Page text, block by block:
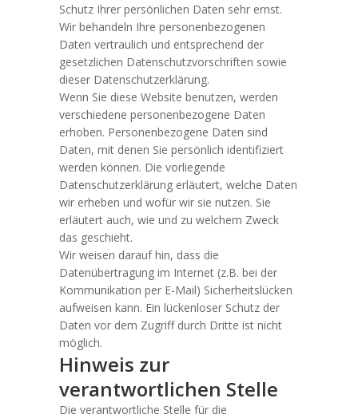
Schutz Ihrer persönlichen Daten sehr ernst.
Wir behandeln Ihre personenbezogenen
Daten vertraulich und entsprechend der
gesetzlichen Datenschutzvorschriften sowie
dieser Datenschutzerklärung.
Wenn Sie diese Website benutzen, werden
verschiedene personenbezogene Daten
erhoben. Personenbezogene Daten sind
Daten, mit denen Sie persönlich identifiziert
werden können. Die vorliegende
Datenschutzerklärung erläutert, welche Daten
wir erheben und wofür wir sie nutzen. Sie
erläutert auch, wie und zu welchem Zweck
das geschieht.
Wir weisen darauf hin, dass die
Datenübertragung im Internet (z.B. bei der
Kommunikation per E-Mail) Sicherheitslücken
aufweisen kann. Ein lückenloser Schutz der
Daten vor dem Zugriff durch Dritte ist nicht
möglich.
Hinweis zur
verantwortlichen Stelle
Die verantwortliche Stelle für die